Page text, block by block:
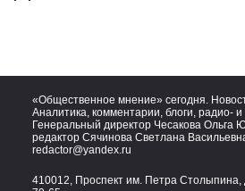
«Общественное мнение» сегодня.
Аналитика, комментарии, блоги, радио-
Генеральный директор Чесакова Ольга
редактор Сячинова Светлана
redactor@yandex.ru
410012, Проспект им. Петра Столыпина,